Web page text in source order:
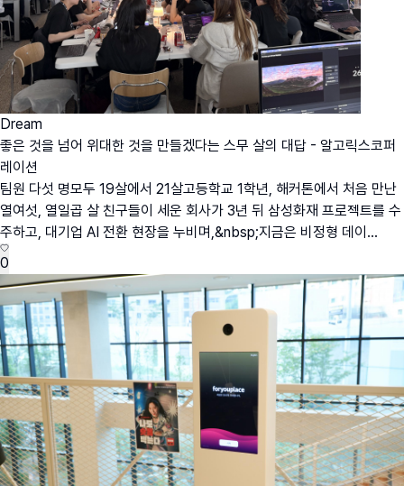
Dream
좋은 것을 넘어 위대한 것을 만들겠다는 스무 살의 대답 - 알고릭스코퍼
레이션
팀원 다섯 명모두 19살에서 21살고등학교 1학년, 해커톤에서 처음 만난
열여섯, 열일곱 살 친구들이 세운 회사가 3년 뒤 삼성화재 프로젝트를 수
주하고, 대기업 AI 전환 현장을 누비며,&nbsp;지금은 비정형 데이...
0